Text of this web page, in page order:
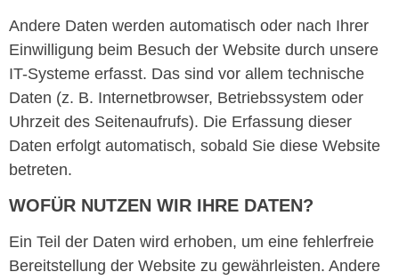
Andere Daten werden automatisch oder nach Ihrer
Einwilligung beim Besuch der Website durch unsere
IT-Systeme erfasst. Das sind vor allem technische
Daten (z. B. Internetbrowser, Betriebssystem oder
Uhrzeit des Seitenaufrufs). Die Erfassung dieser
Daten erfolgt automatisch, sobald Sie diese Website
betreten.
WOFÜR NUTZEN WIR IHRE DATEN?
Ein Teil der Daten wird erhoben, um eine fehlerfreie
Bereitstellung der Website zu gewährleisten. Andere